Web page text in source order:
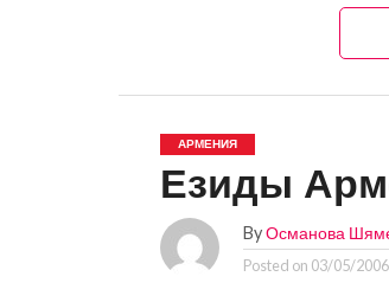
АРМЕНИЯ
Езиды
ByОсманова
Posted on 03/05/2006